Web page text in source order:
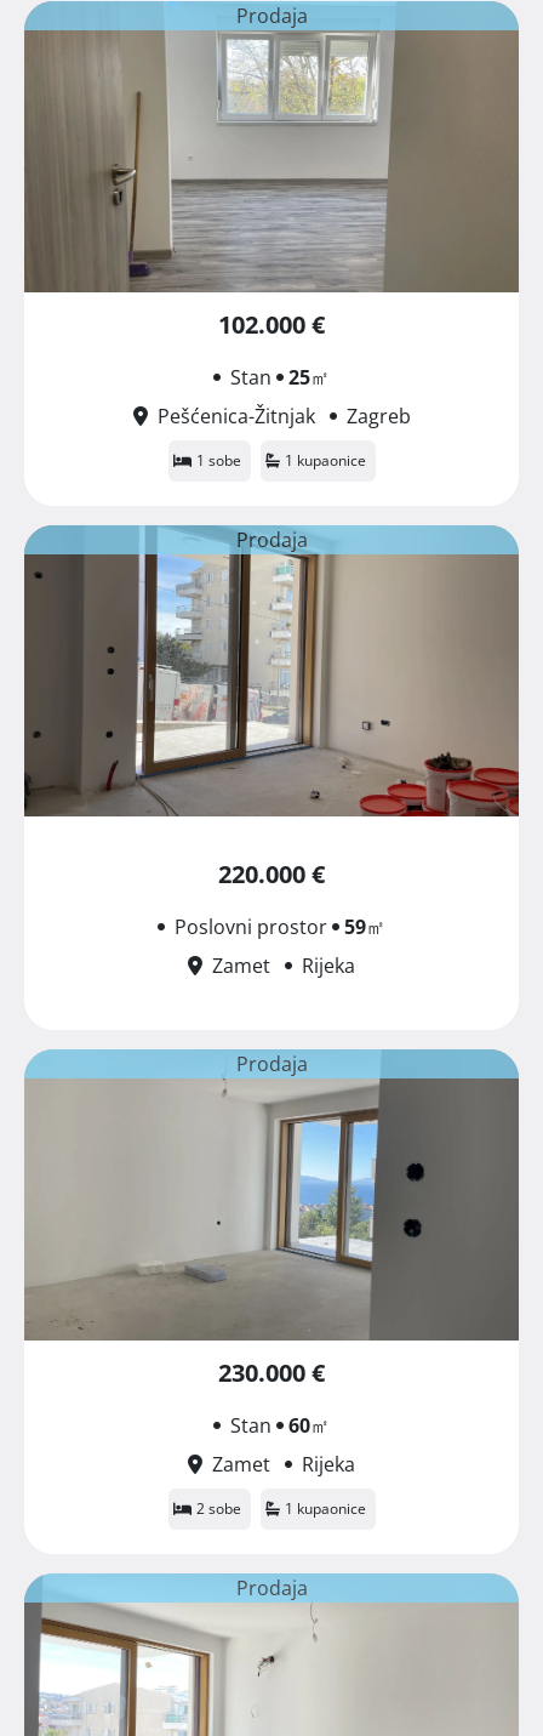
Prodaja
102.000 €
Stan 25㎡
Pešćenica-Žitnjak
Zagreb
1 sobe 1 kupaonice
Prodaja
220.000 €
Poslovni prostor 59㎡
Zamet
Rijeka
Prodaja
230.000 €
Stan 60㎡
Zamet
Rijeka
2 sobe 1 kupaonice
Prodaja